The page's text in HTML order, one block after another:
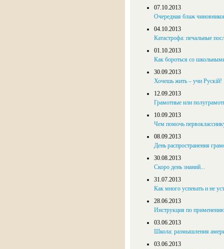
07.10.2013
Очередная блаж
04.10.2013
Катастрофа: печальные
01.10.2013
Как бороться со
30.09.2013
Хочешь жить – учи Рускій!
12.09.2013
Грамотные или
10.09.2013
Чем помочь
08.09.2013
День распространения
30.08.2013
Скоро день знаний...
31.07.2013
Как много успевать и не
28.06.2013
Инструкция по
03.06.2013
Школа: размышления
03.06.2013